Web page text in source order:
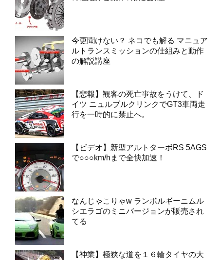
今更聞けない？ ネコでも解る マニュア
ルトランスミッションの仕組みと動作
の解説講座
【悲報】観客の死亡事故をうけて、ド
イツ ニュルブルクリンクでGT3車両走
行を一時的に禁止へ。
【ビデオ】新型アルトターボRS 5AGS
で○○○km/hまで全快加速！
なんじゃこりゃw ランボルギーニムル
シエラゴのミニバージョンが販売され
てる
【神業】極狭な道を１６輪タイヤの大